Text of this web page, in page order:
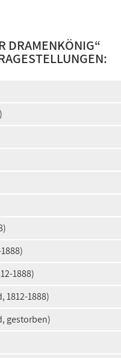
DRAMENKÖNIG“
1888)
1812-1888)
gestorben)